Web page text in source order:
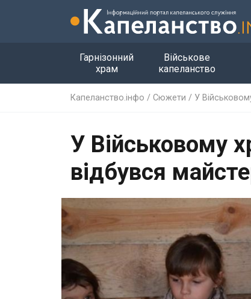
Гарнізонний
храм
Військове
капеланство
Капеланство.інфо / Сюжети / У
У Військовому
відбувся